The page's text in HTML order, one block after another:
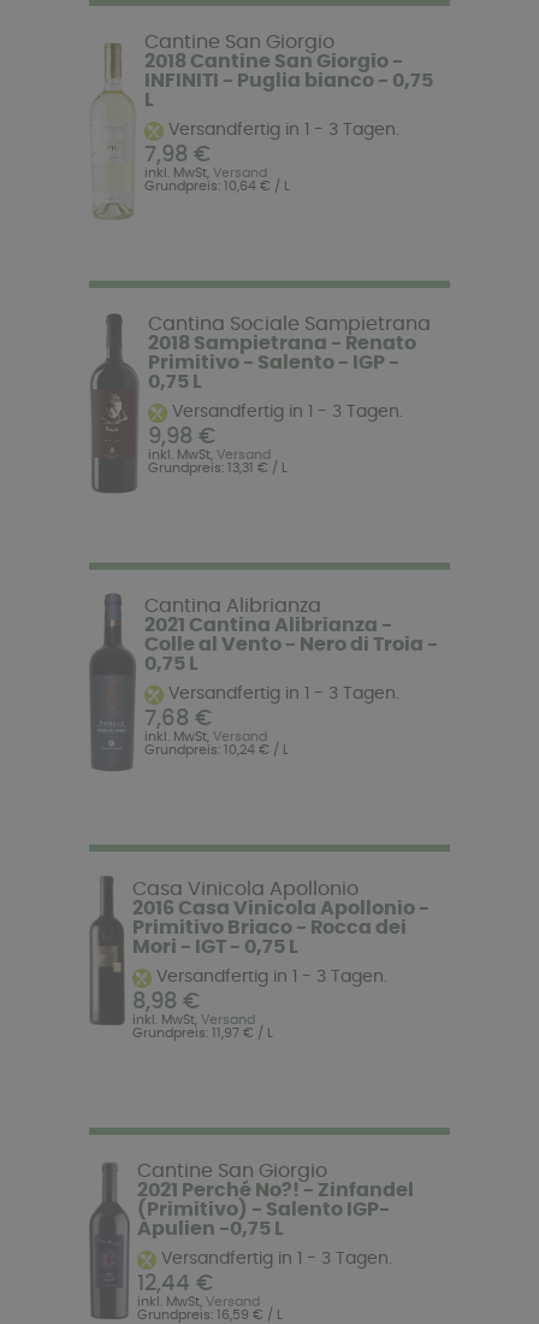
Cantine San Giorgio
2018 Cantine San Giorgio -
INFINITI - Puglia bianco - 0,75
L
Versandfertig in 1 - 3 Tagen.
7,98 €
inkl. MwSt, Versand
Grundpreis: 10,64 € / L
Cantina Sociale Sampietrana
2018 Sampietrana - Renato
Primitivo - Salento - IGP -
0,75 L
Versandfertig in 1 - 3 Tagen.
9,98 €
inkl. MwSt,Versand
Grundpreis: 13,31 € / L
Cantina Alibrianza
2021 Cantina Alibrianza -
Colle al Vento - Nero di Troia -
0,75 L
Versandfertig in 1 - 3 Tagen.
7,68 €
inkl. MwSt, Versand
Grundpreis: 10,24 € / L
Casa Vinicola Apollonio
2016 Casa Vinicola Apollonio -
Primitivo Briaco - Rocca dei
Mori - IGT - 0,75 L
Versandfertig in 1 - 3 Tagen.
8,98 €
inkl. MwSt,Versand
Grundpreis: 11,97 € / L
Cantine San Giorgio
2021 Perché No?! - Zinfandel
(Primitivo) - Salento IGP-
Apulien -0,75 L
Versandfertig in 1 - 3 Tagen.
12,44 €
inkl. MwSt, Versand
Grundpreis: 16,59 € / L